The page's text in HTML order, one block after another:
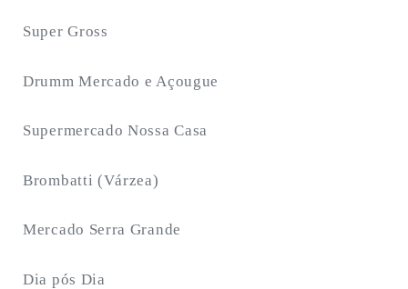
Super Gross
Drumm Mercado e Açougue
Supermercado Nossa Casa
Brombatti (Várzea)
Mercado Serra Grande
Dia pós Dia